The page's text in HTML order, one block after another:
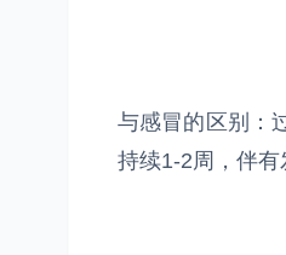
与感冒的区别：
持续1-2周，伴有